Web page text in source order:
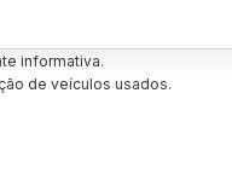
informativa.
de veículos usados.